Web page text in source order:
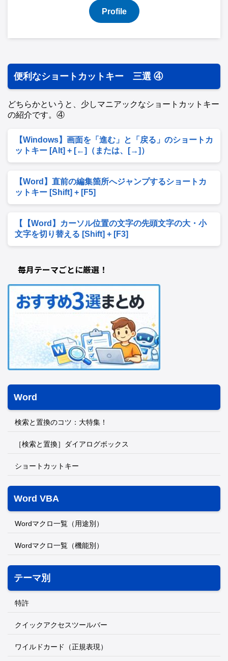
Profile
便利なショートカットキー 三選 ④
どちらかというと、少しマニアックなショートカットキー
の紹介です。④
【Windows】画面を「進む」と「戻る」のショートカ
ットキー [Alt] + [←]（または、[→]）
【Word】直前の編集箇所へジャンプするショートカ
ットキー [Shift] + [F5]
【【Word】カーソル位置の文字の先頭文字の大・小
文字を切り替える [Shift] + [F3]
毎月テーマごとに厳選！
Word
検索と置換のコツ：大特集！
［検索と置換］ダイアログボックス
ショートカットキー
Word VBA
Wordマクロ一覧（用途別）
Wordマクロ一覧（機能別）
テーマ別
特許
クイックアクセスツールバー
ワイルドカード（正規表現）